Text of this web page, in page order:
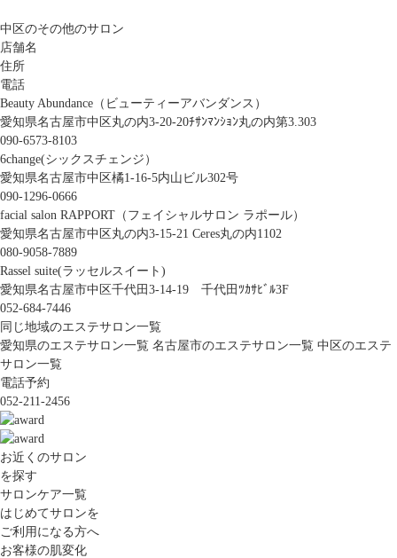
中区のその他のサロン
店舗名
住所
電話
Beauty Abundance（ビューティーアバンダンス）
愛知県名古屋市中区丸の内3-20-20ﾁｻﾝﾏﾝｼｮﾝ丸の内第3.303
090-6573-8103
6change(シックスチェンジ）
愛知県名古屋市中区橘1-16-5内山ビル302号
090-1296-0666
facial salon RAPPORT（フェイシャルサロン ラポール）
愛知県名古屋市中区丸の内3-15-21 Ceres丸の内1102
080-9058-7889
Rassel suite(ラッセルスイート)
愛知県名古屋市中区千代田3-14-19 千代田ﾂｶｻﾋﾞﾙ3F
052-684-7446
同じ地域のエステサロン一覧
愛知県のエステサロン一覧 名古屋市のエステサロン一覧 中区のエステ
サロン一覧
電話予約
052-211-2456
お近くのサロン
を探す
サロンケア一覧
はじめてサロンを
ご利用になる方へ
お客様の肌変化